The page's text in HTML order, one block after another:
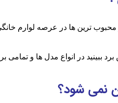
محبوب ترین ها در عرصه لوارم
ببینید در انواع مدل ها و تمامی
نمی شود؟